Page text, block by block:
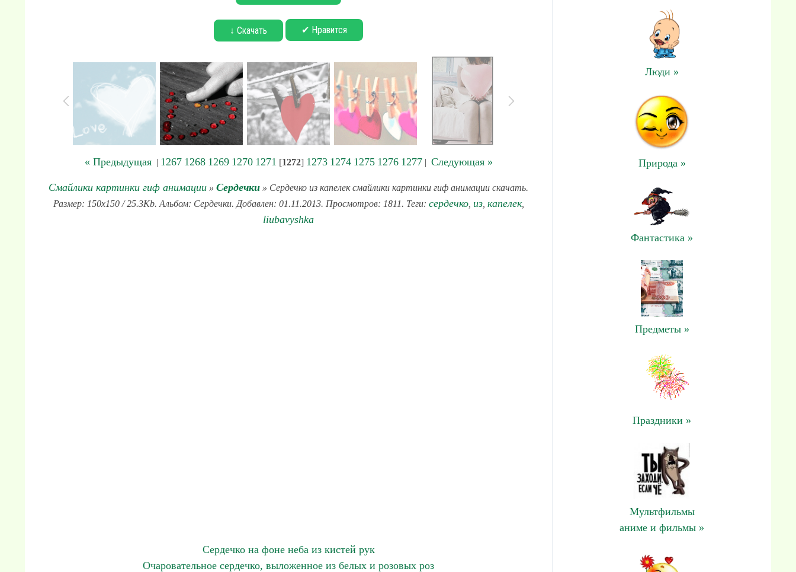
↓ Скачать ✔ Нравится
« Предыдущая| 1267 1268 1269 1270 1271 [1272] 1273 1274 1275 1276 1277| Следующая »
Смайлики картинки гиф анимации » Сердечки » Сердечко из капелек смайлики картинки гиф анимации скачать.
Размер: 150x150 / 25.3Kb. Альбом: Сердечки. Добавлен: 01.11.2013. Просмотров: 1811. Теги: сердечко, из, капелек,
liubavyshka
Сердечко на фоне неба из кистей рук
Очаровательное сердечко, выложенное из белых и розовых роз
Люди »
Природа »
Фантастика »
Предметы »
Праздники »
Мультфильмы
аниме и фильмы »